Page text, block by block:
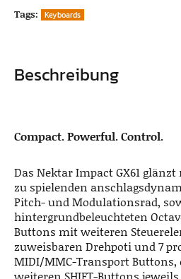
Tags:
Keyboards
Beschreibung
Compact. Powerful. Control.
Das Nektar Impact GX61
zu spielenden
Pitch- und Modulationsrad,
hintergrundbeleuchteten
Buttons mit weiteren
zuweisbaren Drehpoti und 7
MIDI/MMC-Transport
weiteren SHIFT-Buttons